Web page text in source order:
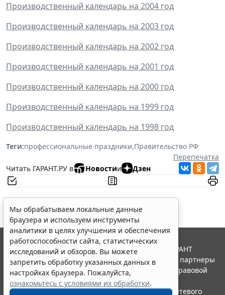
Производственный календарь на 2004 год
Производственный календарь на 2003 год
Производственный календарь на 2002 год
Производственный календарь на 2001 год
Производственный календарь на 2000 год
Производственный календарь на 1999 год
Производственный календарь на 1998 год
Теги:профессиональные праздники,Правительство РФ
Перепечатка
Читать ГАРАНТ.РУ в
Новостии Дзен
Мы обрабатываем локальные данные
браузера и используем инструменты
аналитики в целях улучшения и обеспечения
работоспособности сайта, статистических
исследований и обзоров. Вы можете
запретить обработку указанных данных в
настройках браузера. Пожалуйста,
ознакомьтесь с условиями их обработки.
© ООО "НПП "ГАРАНТ-СЕРВИС", 2026. Система ГАРАНТ
выпускается с 1990 года. Компания "Гарант" и ее партнеры
являются участниками Российской ассоциации правовой
информации ГАРАНТ.
Портал ГАРАНТ.РУ зарегистрирован в качестве сетевого